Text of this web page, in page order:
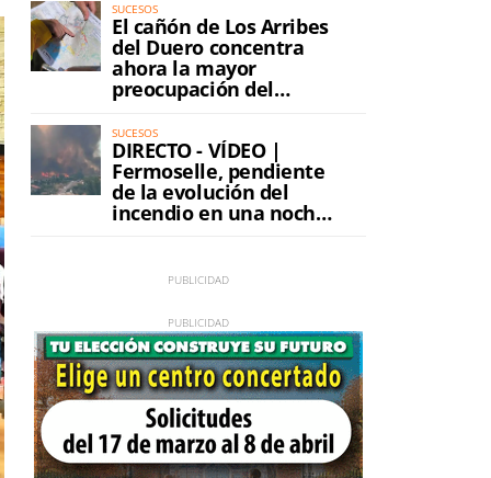
SUCESOS
El cañón de Los Arribes
del Duero concentra
ahora la mayor
preocupación del
incendio
SUCESOS
DIRECTO - VÍDEO |
Fermoselle, pendiente
de la evolución del
incendio en una noche